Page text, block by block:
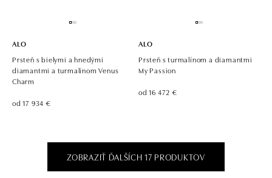
ALO
Prsteň s bielymi a hnedými
diamantmi a turmalínom Venus
Charm
od 17 934 €
ALO
Prsteň s turmalínom a diamantmi
My Passion
od 16 472 €
ZOBRAZIŤ ĎALŠÍCH 17 PRODUKTOV